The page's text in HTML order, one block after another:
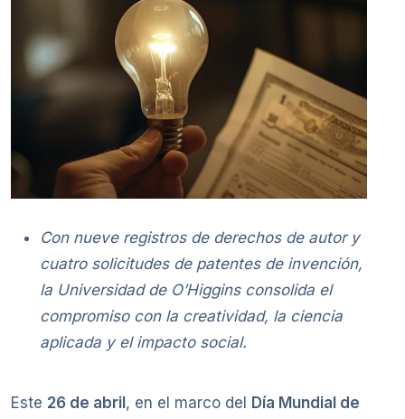
Con nueve registros de derechos de autor y
cuatro solicitudes de patentes de invención,
la Universidad de O’Higgins consolida el
compromiso con la creatividad, la ciencia
aplicada y el impacto social.
Este 26 de abril , en el marco del
Día Mundial de